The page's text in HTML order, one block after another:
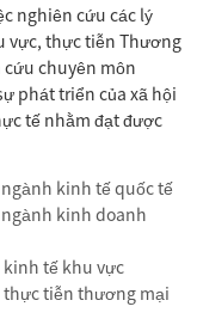
nghiên cứu các lý
vực, thực tiễn Thương
chuyên môn
phát triển của xã hội
tế nhằm đạt được
kinh tế quốc tế
kinh doanh
tế khu vực
tiễn thương mại